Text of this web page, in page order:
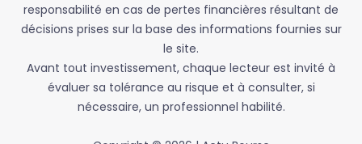
responsabilité en cas de pertes financières résultant de
décisions prises sur la base des informations fournies sur
le site.
Avant tout investissement, chaque lecteur est invité à
évaluer sa tolérance au risque et à consulter, si
nécessaire, un professionnel habilité.